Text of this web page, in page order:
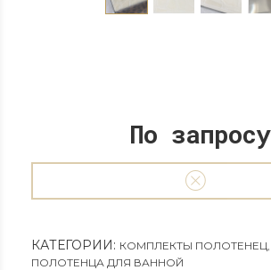
По запросу
КАТЕГОРИИ: КОМПЛЕКТЫ ПОЛОТЕНЕЦ
ПОЛОТЕНЦА ДЛЯ ВАННОЙ